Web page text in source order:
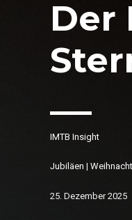
Der
IMTB Insight
Jubiläen |
25. Dezember 2025